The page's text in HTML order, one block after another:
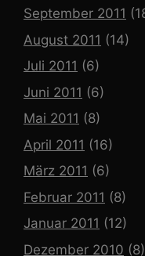
September 2011
August 2011 (14)
Juli 2011 (6)
Juni 2011 (6)
Mai 2011 (8)
April 2011 (16)
März 2011 (6)
Februar 2011 (8)
Januar 2011 (12)
Dezember 2010 (8)